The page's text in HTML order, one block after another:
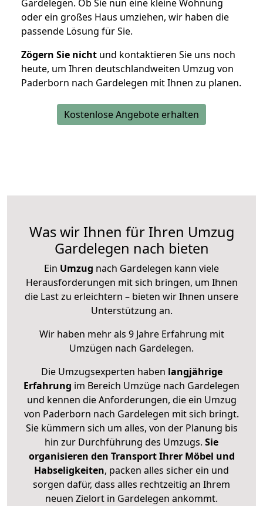
Gardelegen. Ob Sie nun eine kleine Wohnung
oder ein großes Haus umziehen, wir haben die
passende Lösung für Sie.
Zögern Sie nicht und kontaktieren Sie uns noch
heute, um Ihren deutschlandweiten Umzug von
Paderborn nach Gardelegen mit Ihnen zu planen.
Kostenlose Angebote erhalten
Was wir Ihnen für Ihren Umzug
Gardelegen nach bieten
Ein Umzug nach Gardelegen kann viele
Herausforderungen mit sich bringen, um Ihnen
die Last zu erleichtern – bieten wir Ihnen unsere
Unterstützung an.
Wir haben mehr als 9 Jahre Erfahrung mit
Umzügen nach Gardelegen.
Die Umzugsexperten haben langjährige
Erfahrung im Bereich Umzüge nach Gardelegen
und kennen die Anforderungen, die ein Umzug
von Paderborn nach Gardelegen mit sich bringt.
Sie kümmern sich um alles, von der Planung bis
hin zur Durchführung des Umzugs. Sie
organisieren den Transport Ihrer Möbel und
Habseligkeiten, packen alles sicher ein und
sorgen dafür, dass alles rechtzeitig an Ihrem
neuen Zielort in Gardelegen ankommt.